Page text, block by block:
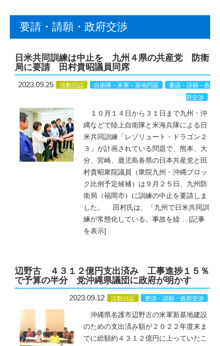
要請・請願・政府交渉
日米共同訓練は中止を 九州４県の共産党 防衛
局に要請 田村貴昭議員同席
2023.09.25 活動日誌 自衛隊・米軍・基地問題
要請・請願・政
府交渉
１０月１４日から３１日まで九州・沖
縄などで陸上自衛隊と米海兵隊による日
米共同訓練「レゾリュート・ドラゴン２
３」が計画されている問題で、熊本、大
分、宮崎、鹿児島各県の日本共産党と田
村貴昭衆院議員（衆院九州・沖縄ブロッ
ク比例予定候補）は９月２５日、九州防
衛局（福岡市）に訓練の中止を要請しま
した。 田村氏は、「九州で日米共同訓
練が常態化している。事故を繰 … [記事
を表示]
辺野古 ４３１２億円支出済み 工事進捗１５％
で予算の半分 党沖縄県議団に政府が明かす
2023.09.12 活動日誌 要請・請願・政府交渉
沖縄県名護市辺野古の米軍新基地建設
のための支出済み額が２０２２年度末ま
でに総額約４３１２億円に上っていたこ